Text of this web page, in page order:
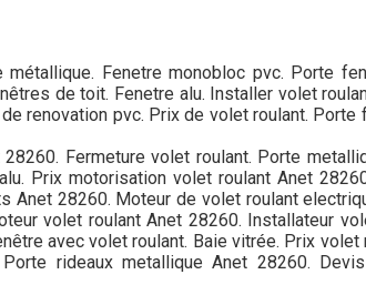
Fenetre monobloc pvc. Porte
de toit. Fenetre alu. Installer volet
renovation pvc. Prix de volet roulant.
Fermeture volet roulant. Porte
Prix motorisation volet roulant Anet
Anet 28260. Moteur de volet roulant
volet roulant Anet 28260. Installateur
avec volet roulant. Baie vitrée. Prix
rideaux metallique Anet 28260.